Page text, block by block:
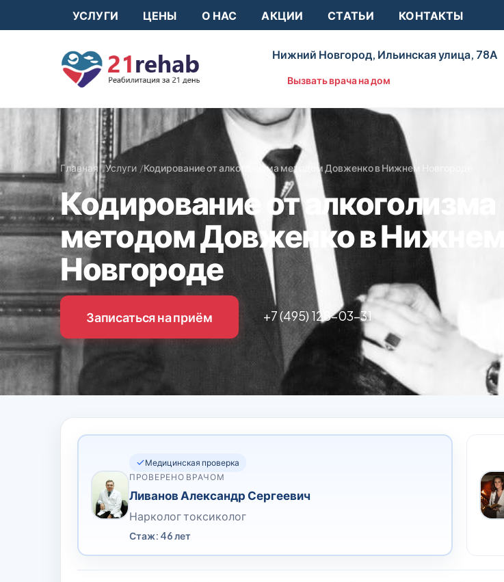
УСЛУГИ ЦЕНЫ О НАС АКЦИИ СТАТЬИ КОНТАКТЫ
Нижний Новгород, Ильинская улица, 78А
Вызвать врача на дом
Главная Услуги Кодирование от алкоголизма методом Довженко в Нижнем Новгороде
Кодирование от алкоголизма
методом Довженко в Нижнем
Новгороде
Записаться на приём +7 (495) 128-03-31
Медицинская проверка
ПРОВЕРЕНО ВРАЧОМ
Ливанов Александр Сергеевич
Нарколог токсиколог
Стаж: 46 лет